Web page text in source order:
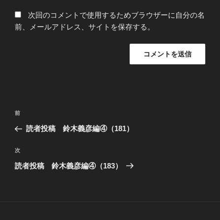
次回のコメントで使用するためブラウザーに自分の名
前、メールアドレス、サイトを保存する。
投
ナ
ビ
ゲ
過
去
投
稿
前
読者投稿 鈴木義彦編④（181）
次
の
次
読者投稿 鈴木義彦編④（183）